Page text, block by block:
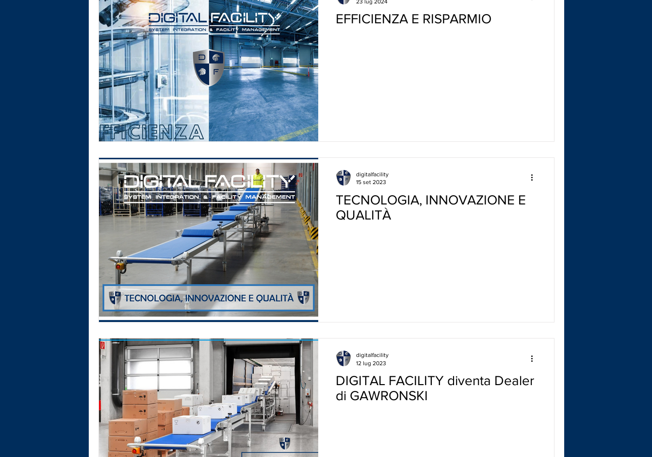
EFFICIENZA E RISPARMIO
TECNOLOGIA, INNOVAZIONE E
QUALITÀ
digitalfacility
15 set 2023
DIGITAL FACILITY diventa Dealer
di GAWRONSKI
digitalfacility
12 lug 2023